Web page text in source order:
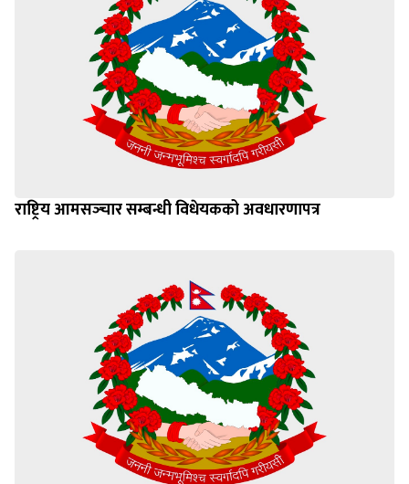
राष्ट्रिय आमसञ्‍चार सम्बन्धी विधेयकको अवधारणापत्र